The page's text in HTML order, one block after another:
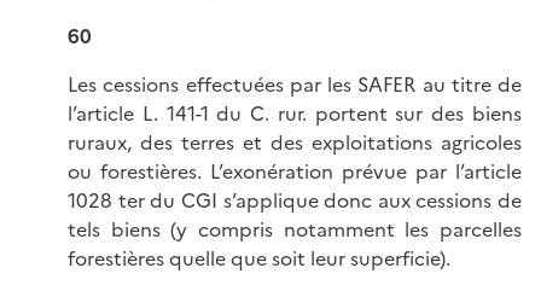
60
Les cessions effectuées par les SAFER au titre de
l’article L. 141-1 du C. rur. portent sur des biens
ruraux, des terres et des exploitations agricoles
ou forestières. L’exonération prévue par l’article
1028 ter du CGI s’applique donc aux cessions de
tels biens (y compris notamment les parcelles
forestières quelle que soit leur superficie).